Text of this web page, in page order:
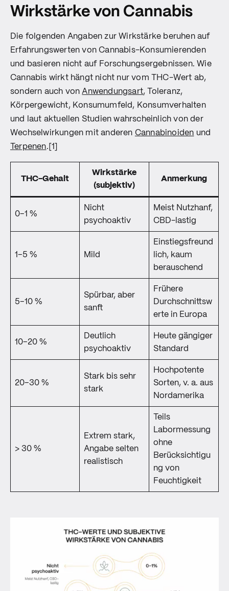
Wirkstärke von Cannabis
Die folgenden Angaben zur Wirkstärke beruhen auf
Erfahrungswerten von Cannabis-Konsumierenden
und basieren nicht auf Forschungsergebnissen. Wie
Cannabis wirkt hängt nicht nur vom THC-Wert ab,
sondern auch von Anwendungsart, Toleranz,
Körpergewicht, Konsumumfeld, Konsumverhalten
und laut aktuellen Studien wahrscheinlich von der
Wechselwirkungen mit anderen Cannabinoiden und
Terpenen.[1]
THC-Gehalt
Wirkstärke
(subjektiv)
Anmerkung
0–1 %
Nicht
psychoaktiv
Meist Nutzhanf,
CBD-lastig
1–5 % Mild
Einstiegsfreund
lich, kaum
berauschend
5–10 %
Spürbar, aber
sanft
Frühere
Durchschnittsw
erte in Europa
10–20 %
Deutlich
psychoaktiv
Heute gängiger
Standard
20–30 %
Stark bis sehr
stark
Hochpotente
Sorten, v. a. aus
Nordamerika
> 30 %
Extrem stark,
Angabe selten
realistisch
Teils
Labormessung
ohne
Berücksichtigu
ng von
Feuchtigkeit